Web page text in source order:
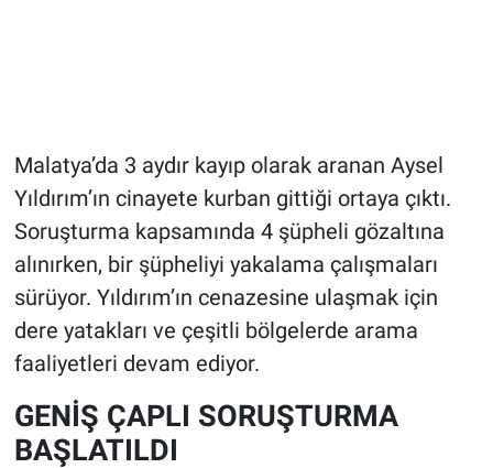
Malatya’da 3 aydır kayıp olarak aranan Aysel
Yıldırım’ın cinayete kurban gittiği ortaya çıktı.
Soruşturma kapsamında 4 şüpheli gözaltına
alınırken, bir şüpheliyi yakalama çalışmaları
sürüyor. Yıldırım’ın cenazesine ulaşmak için
dere yatakları ve çeşitli bölgelerde arama
faaliyetleri devam ediyor.
GENİŞ ÇAPLI SORUŞTURMA
BAŞLATILDI